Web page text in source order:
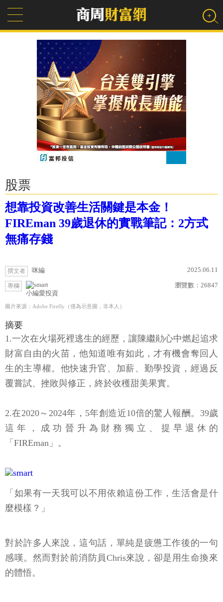
股票
想靠投資改善生活關鍵是本金！
FIREman 39歲退休的實戰筆記：2方式
無痛存錢
撰文者 咪編 2025.06.11
專欄
小編愛投資
瀏覽數： 26847
圖片來源：Adobe Firefly（僅為示意圖，非本人）
摘要
1.一次在火場死裡逃生的經歷，讓陳繼勛心中燃起追求
財富自由的火苗，他知道唯有如此，才有機會奪回人
生的主導權。他快速升官、加薪、勤學投資，經過反
覆嘗試、挫敗與修正，終於收穫甜美果實。
2.在2020～2024年，5年創造近10倍的驚人報酬。39歲
這年，成功晉升為財務獨立、提早退休的
「FIREman」。
「如果有一天我可以不用依賴這份工作，生活會是什
麼模樣？」
對於許多人來說，這句話，單純是疲憊工作後的一句
感嘆。然而對於前消防員Chris來說，卻是用生命換來
的體悟。